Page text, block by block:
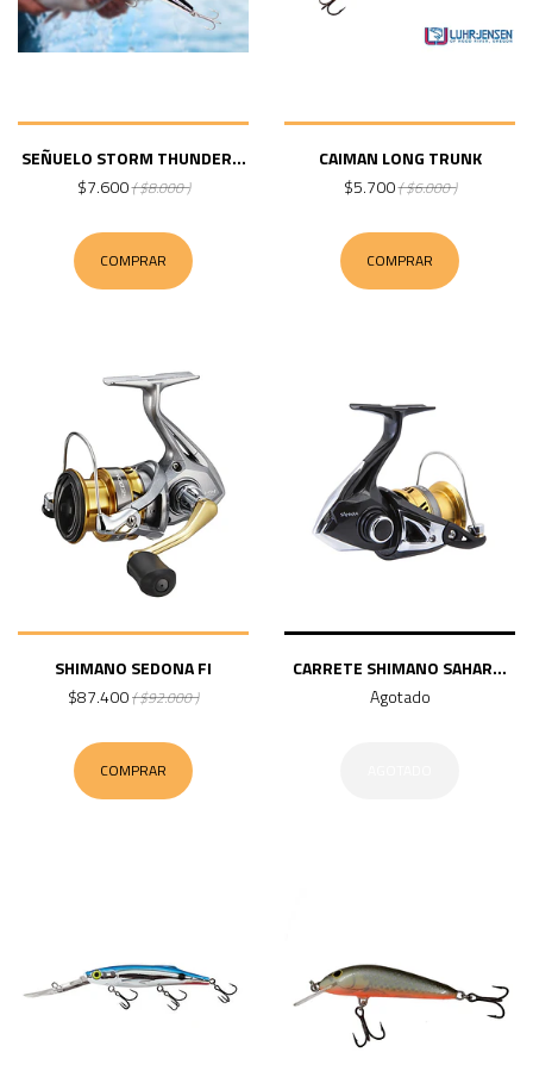
SEÑUELO STORM THUNDER...
$7.600( $8.000 )
COMPRAR
CAIMAN LONG TRUNK
$5.700( $6.000 )
COMPRAR
SHIMANO SEDONA FI
$87.400( $92.000 )
COMPRAR
CARRETE SHIMANO SAHAR...
Agotado